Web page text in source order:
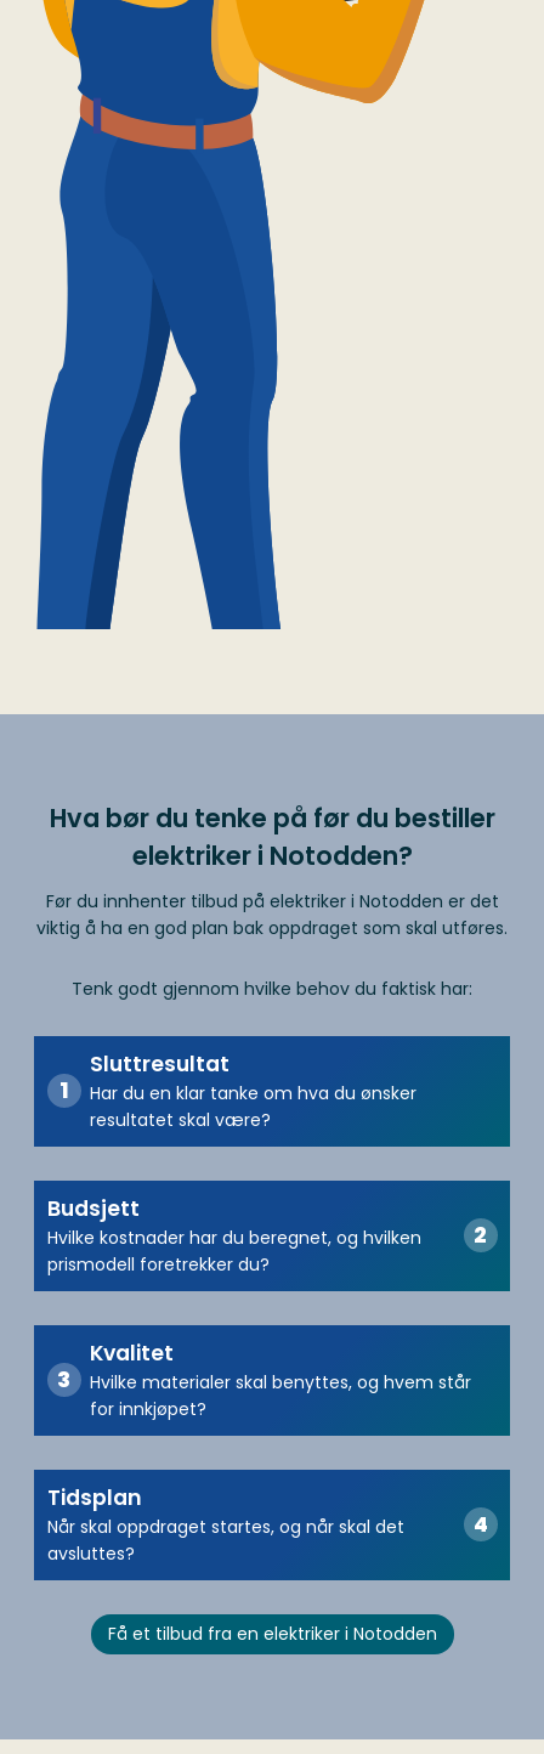
Hva bør du tenke på før du bestiller
elektriker i Notodden?
Før du innhenter tilbud på elektriker i Notodden er det
viktig å ha en god plan bak oppdraget som skal utføres.
Tenk godt gjennom hvilke behov du faktisk har:
Sluttresultat
Har du en klar tanke om hva du ønsker
resultatet skal være?
Budsjett
Hvilke kostnader har du beregnet, og hvilken
prismodell foretrekker du?
Kvalitet
Hvilke materialer skal benyttes, og hvem står
for innkjøpet?
Tidsplan
Når skal oppdraget startes, og når skal det
avsluttes?
Få et tilbud fra en elektriker i Notodden